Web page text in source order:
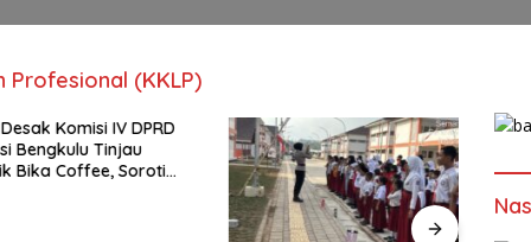
Profesional (KKLP)
Komisi IV DPRD
Tinjau
Coffee, Soroti